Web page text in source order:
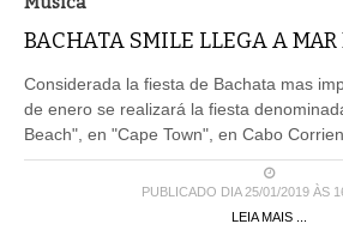
BACHATA SMILE LLEGA A MAR
Considerada la fiesta de Bachata mas
de enero se realizará la fiesta
Beach", en "Cape Town", en Cabo
PUBLICADO DIA 25/01/2019 ÀS
LEIA MAIS ...